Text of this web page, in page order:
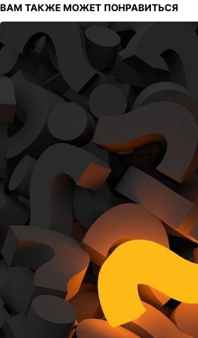
ВАМ ТАКЖЕ МОЖЕТ ПОНРАВИТЬСЯ